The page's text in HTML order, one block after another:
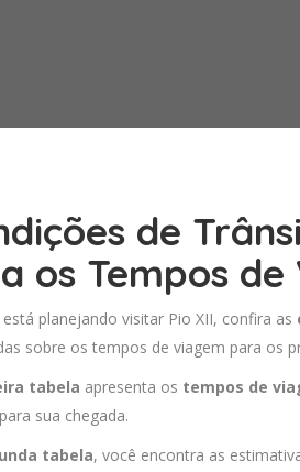
de
os Tempos
está planejando visitar Pio XII, confira as
sobre os tempos de viagem para os
tabela apresenta os tempos de
sua chegada.
tabela, você encontra as